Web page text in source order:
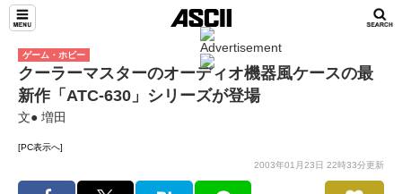
ゲーム・ホビー
クーラーマスターのオーディオ機器風ケースの最
新作「ATC-630」シリーズが登場
文● 増田
[PC表示へ]
2003年01月23日 22時33分更新